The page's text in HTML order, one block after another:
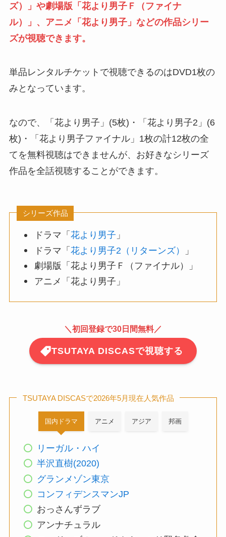
ズ）
」や劇場版「花より男子Ｆ（ファイナ
ル）」、アニメ「花より男子」などの作品シリー
ズが視聴できます。
単品レンタルチケットで視聴できるのはDVD1枚の
みとなっています。
なので、「花より男子」(5枚)・「花より男子2」(6
枚)・「花より男子ファイナル」1枚の計12枚の全
てを無料視聴はできませんが、お好きなシリーズ
作品を全話視聴することができます。
シリーズ作品
ドラマ「花より男子 」
ドラマ「花より男子2（リターンズ）
」
劇場版「花より男子Ｆ（ファイナル）」
アニメ「花より男子」
＼ 初回登録で30日間無料／
TSUTAYA DISCASで視聴する
TSUTAYA DISCASで2026年5月現在人気作品
国内ドラマ アニメ アジア 邦画
リーガル・ハイ
半沢直樹(2020)
グランメゾン東京
コンフィデンスマンJP
おっさんずラブ
アンナチュラル